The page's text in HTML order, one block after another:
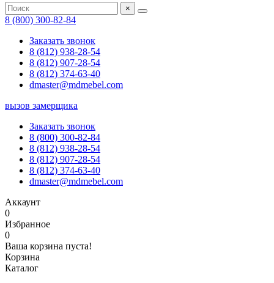
×
8 (800) 300-82-84
Заказать звонок
8 (812) 938-28-54
8 (812) 907-28-54
8 (812) 374-63-40
dmaster@mdmebel.com
вызов замерщика
Заказать звонок
8 (800) 300-82-84
8 (812) 938-28-54
8 (812) 907-28-54
8 (812) 374-63-40
dmaster@mdmebel.com
Аккаунт
0
Избранное
0
Ваша корзина пуста!
Корзина
Каталог